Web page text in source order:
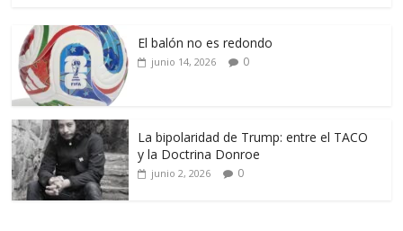
El balón no es redondo
junio 14, 2026 0
La bipolaridad de Trump: entre el TACO
y la Doctrina Donroe
junio 2, 2026 0